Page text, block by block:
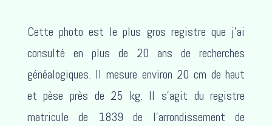
Cette photo est le plus gros registre que j’ai
consulté en plus de 20 ans de recherches
généalogiques. Il mesure environ 20 cm de haut
et pèse près de 25 kg. Il s’agit du registre
matricule de 1839 de l’arrondissement de